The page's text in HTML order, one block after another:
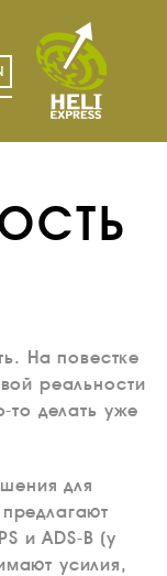
На повестке
реальности
то делать уже
для
и ADS-B (у
усилия,